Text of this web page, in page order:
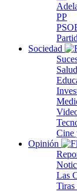
PP
Sociedad
Salud
Cine
Opinión
Las
Tiras